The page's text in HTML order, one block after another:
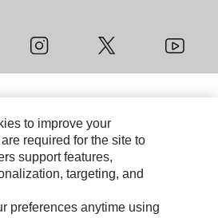
to improve your
required for the site to
support features,
targeting, and
preferences anytime using